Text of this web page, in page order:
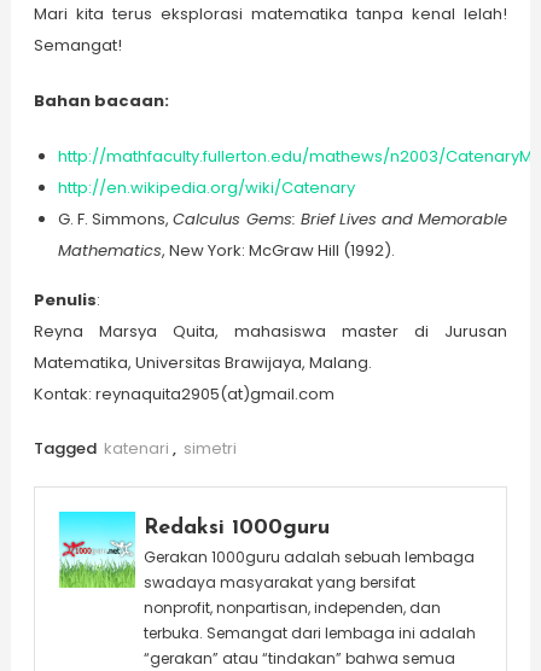
Mari kita terus eksplorasi matematika tanpa kenal lelah!
Semangat!
Bahan bacaan:
http://mathfaculty.fullerton.edu/mathews/n2003/
http://en.wikipedia.org/wiki/Catenary
G. F. Simmons,Calculus Gems: Brief Lives and Memorable
Mathematics, New York: McGraw Hill (1992).
Penulis:
Reyna Marsya Quita, mahasiswa master di Jurusan
Matematika, Universitas Brawijaya, Malang.
Kontak: reynaquita2905(at)gmail.com
Tagged katenari , simetri
Redaksi 1000guru
Gerakan 1000guru adalah sebuah lembaga
swadaya masyarakat yang bersifat
nonprofit, nonpartisan, independen, dan
terbuka. Semangat dari lembaga ini adalah
“gerakan” atau “tindakan” bahwa semua